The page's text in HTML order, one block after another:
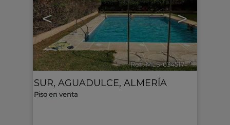
< >
Ref.. MLS-634517 🔗
SUR, AGUADULCE, ALMERÍA
Piso en venta